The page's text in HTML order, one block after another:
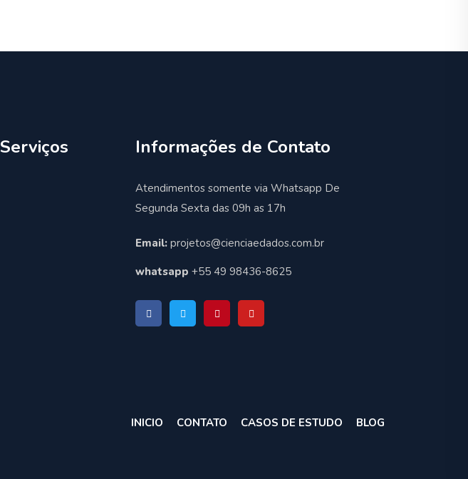
Serviços Informações de Contato
Atendimentos somente via Whatsapp De
Segunda Sexta das 09h as 17h
Email: projetos@cienciaedados.com.br
whatsapp +55 49 98436-8625
INICIO CONTATO CASOS DE ESTUDO BLOG